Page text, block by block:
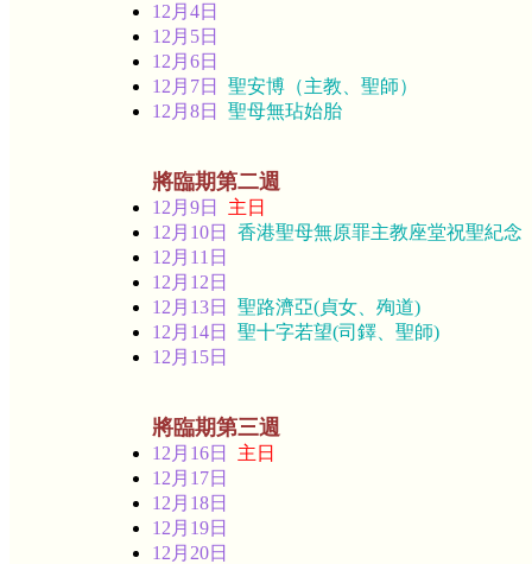
12月4日
12月5日
12月6日
12月7日 聖安博（主教、聖師）
12月8日 聖母無玷始胎
將臨期第二週
12月9日 主日
12月10日 香港聖母無原罪主教座堂祝聖紀念
12月11日
12月12日
12月13日 聖路濟亞(貞女、殉道)
12月14日 聖十字若望(司鐸、聖師)
12月15日
將臨期第三週
12月16日 主日
12月17日
12月18日
12月19日
12月20日